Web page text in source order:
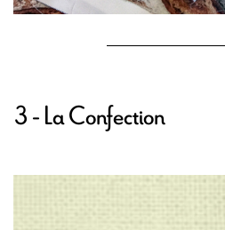
3 - La Confection